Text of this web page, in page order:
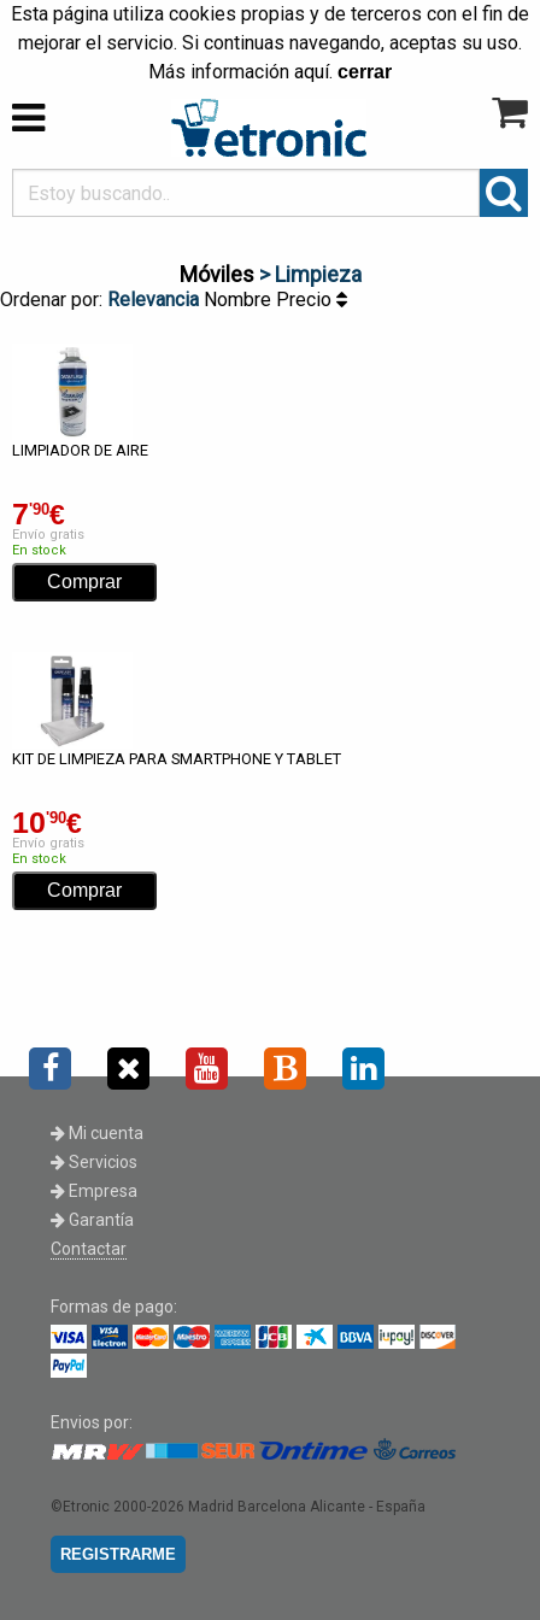
Esta página utiliza cookies propias y de terceros con el fin de
mejorar el servicio. Si continuas navegando, aceptas su uso.
Más información aquí. cerrar
Móviles> Limpieza
Ordenar por: Relevancia Nombre Precio
LIMPIADOR DE AIRE
7'90€
Envío gratis
En stock
KIT DE LIMPIEZA PARA SMARTPHONE Y TABLET
10'90€
Envío gratis
En stock
Mi cuenta
Servicios
Empresa
Garantía
Contactar
Formas de pago:
Envios por:
©Etronic 2000-2026 Madrid Barcelona Alicante - España
REGISTRARME